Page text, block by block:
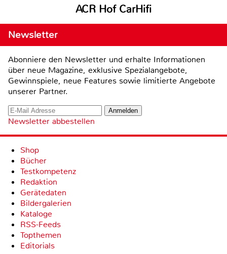
ACR Hof CarHifi
Newsletter
Abonniere den Newsletter und erhalte Informationen
über neue Magazine, exklusive Spezialangebote,
Gewinnspiele, neue Features sowie limitierte Angebote
unserer Partner.
Newsletter abbestellen
Shop
Bücher
Testkompetenz
Redaktion
Gerätedaten
Bildergalerien
Kataloge
RSS-Feeds
Topthemen
Editorials